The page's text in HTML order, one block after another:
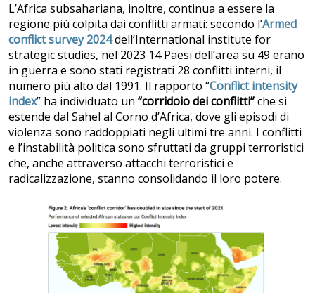
L’Africa subsahariana, inoltre, continua a essere la
regione più colpita dai conflitti armati: secondo l’Armed
conflict survey 2024dell’International institute for
strategic studies, nel 2023 14 Paesi dell’area su 49 erano
in guerra e sono stati registrati 28 conflitti interni, il
numero più alto dal 1991. Il rapporto “Conflict intensity
index” ha individuato un “corridoio dei conflitti”che si
estende dal Sahel al Corno d’Africa, dove gli episodi di
violenza sono raddoppiati negli ultimi tre anni. I conflitti
e l’instabilità politica sono sfruttati da gruppi terroristici
che, anche attraverso attacchi terroristici e
radicalizzazione, stanno consolidando il loro potere.